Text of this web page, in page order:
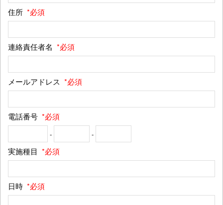
住所 *必須
連絡責任者名 *必須
メールアドレス *必須
電話番号 *必須
- -
実施種目 *必須
日時 *必須